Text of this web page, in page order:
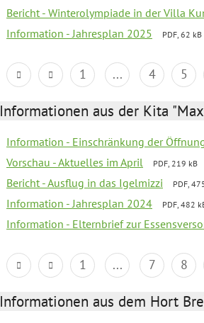
Bericht - Winterolympiade in der Villa
Information - Jahresplan 2025 PDF, 62 kB
1 ... 4 5
Informationen aus der Kita
Information - Einschränkung der
Vorschau - Aktuelles im April PDF, 219 kB
Bericht - Ausflug in das Igelmizzi PDF,
Information - Jahresplan 2024 PDF, 482
Information - Elternbrief zur
1 ... 7 8
Informationen aus dem Hort